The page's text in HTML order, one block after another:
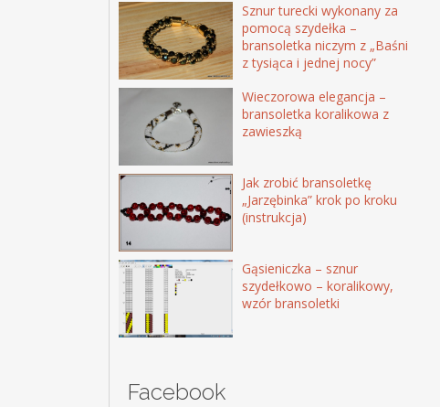
Sznur turecki wykonany za
pomocą szydełka –
bransoletka niczym z „Baśni
z tysiąca i jednej nocy”
Wieczorowa elegancja –
bransoletka koralikowa z
zawieszką
Jak zrobić bransoletkę
„Jarzębinka” krok po kroku
(instrukcja)
Gąsieniczka – sznur
szydełkowo – koralikowy,
wzór bransoletki
Facebook